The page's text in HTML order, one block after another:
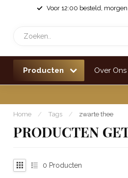
Voor 12:00 besteld,
Producten Over Ons
Home / Tags / zwarte thee
PRODUCTEN
0 Producten